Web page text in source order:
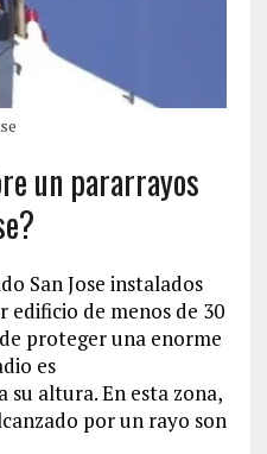
un pararrayos
San Jose instalados
edificio de menos de 30
proteger una enorme
es
altura. En esta zona,
por un rayo son